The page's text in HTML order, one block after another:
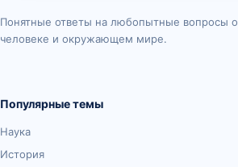
Понятные ответы на любопытные вопросы о
человеке и окружающем мире.
Популярные темы
Наука
История